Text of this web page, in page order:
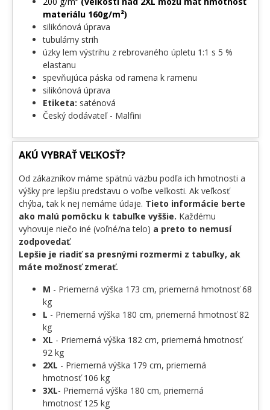
materiálu 160g/m²)
silikónová úprava
tubulárny strih
úzky lem výstrihu z rebrovaného úpletu 1:1 s 5 %
elastanu
spevňujúca páska od ramena k ramenu
silikónová úprava
Etiketa: saténová
Český dodávateľ - Malfini
AKÚ VYBRAŤ VEĽKOSŤ?
Od zákazníkov máme spätnú väzbu podľa ich hmotnosti a
výšky pre lepšiu predstavu o voľbe veľkosti. Ak veľkosť
chýba, tak k nej nemáme údaje. Tieto informácie berte
ako malú pomôcku k tabuľke vyššie. Každému
vyhovuje niečo iné (voľné/na telo) a preto to nemusí
zodpovedať.
Lepšie je riadiť sa presnými rozmermi z tabuľky, ak
máte možnosť zmerať.
M - Priemerná výška 173 cm, priemerná hmotnosť 68
kg
L - Priemerná výška 180 cm, priemerná hmotnosť 82
kg
XL - Priemerná výška 182 cm, priemerná hmotnosť
92 kg
2XL - Priemerná výška 179 cm, priemerná
hmotnosť 106 kg
3XL- Priemerná výška 180 cm, priemerná
hmotnosť 125 kg